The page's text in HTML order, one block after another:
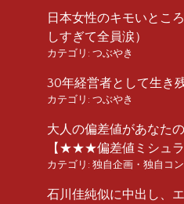
日本女性のキモいとこ
しすぎて全員涙）
カテゴリ: つぶやき
30年経営者として生き
カテゴリ: つぶやき
大人の偏差値があなた
【★★★偏差値ミシュ
カテゴリ: 独自企画・独自コ
石川佳純似に中出し、